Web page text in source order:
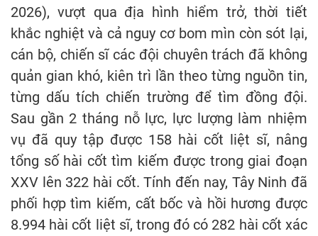
2026), vượt qua địa hình hiểm trở, thời tiết
khắc nghiệt và cả nguy cơ bom mìn còn sót lại,
cán bộ, chiến sĩ các đội chuyên trách đã không
quản gian khó, kiên trì lần theo từng nguồn tin,
từng dấu tích chiến trường để tìm đồng đội.
Sau gần 2 tháng nỗ lực, lực lượng làm nhiệm
vụ đã quy tập được 158 hài cốt liệt sĩ, nâng
tổng số hài cốt tìm kiếm được trong giai đoạn
XXV lên 322 hài cốt. Tính đến nay, Tây Ninh đã
phối hợp tìm kiếm, cất bốc và hồi hương được
8.994 hài cốt liệt sĩ, trong đó có 282 hài cốt xác